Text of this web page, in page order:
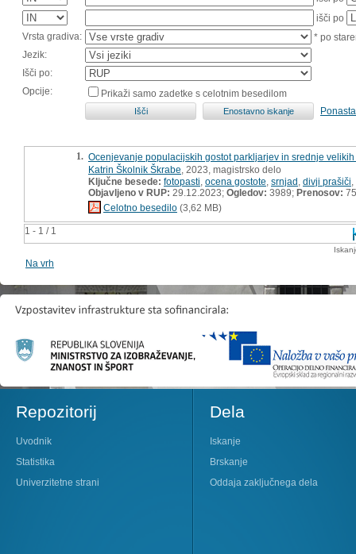
išči po
Vrsta gradiva:
* po
Jezik:
Išči po:
Opcije:
Prikaži samo zadetke s celotnim besedilom
1 - 1 / 1
1. Ocenjevanje populacijskih gostot parkljarjev in srednje
Katrin Školnik Škrabe , 2023, magistrsko delo
Ključne besede: fotopasti ocena gostote srnjad divji prašiči
Objavljeno v RUP: 29.12.2023; Ogledov: 3989; Prenosov: 75
Celotno besedilo (3,62 MB)
Na vrh
Repozitorij
Uvodnik
Statistika
Univerzitetne strani
Dela
Iskanje
Brskanje
Oddaja zaključnega dela